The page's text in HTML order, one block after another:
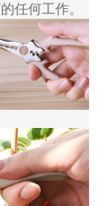
任何工作。